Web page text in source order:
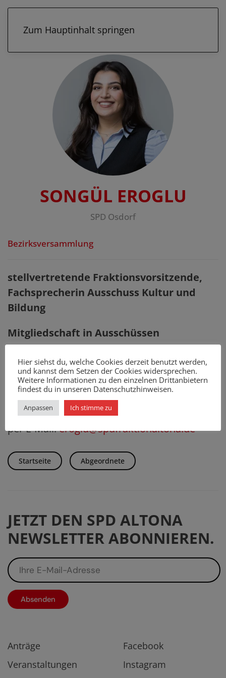
Zum Hauptinhalt springen
SONGÜL EROGLU
SPD Osdorf
Bezirksversammlung
stellvertretende Fraktionsvorsitzende,
Fachsprecherin Ausschuss Kultur und
Bildung
Mitgliedschaft in Ausschüssen
Hauptausschuss
Ausschuss für Kultur und Bildung
RISE-Ausschuss
Kontakt
per E-Mail:eroglu@spdfraktionaltona.de
Startseite Abgeordnete
JETZT DEN SPD ALTONA
NEWSLETTER ABONNIEREN.
Anträge
Veranstaltungen
Facebook
Instagram
Hier siehst du, welche Cookies derzeit benutzt werden,
und kannst dem Setzen der Cookies widersprechen.
Weitere Informationen zu den einzelnen Drittanbietern
findest du in unseren Datenschutzhinweisen.
Anpassen Ich stimme zu